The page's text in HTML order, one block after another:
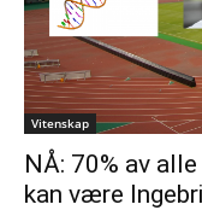
Vitenskap
NÅ: 70% av
kan være